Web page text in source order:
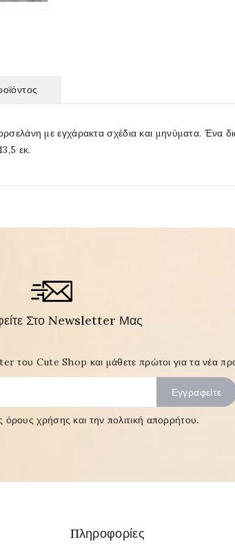
με εγχάρακτα σχέδια και μηνύματα. Ένα
εκ.
Στο Newsletter Μας
Cute Shop και μάθετε πρώτοι για τα νέα
όρους χρήσης και την πολιτική απορρήτου.
Πληροφορίες